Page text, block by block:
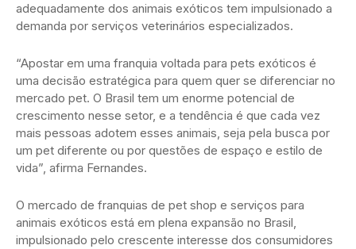
adequadamente dos animais exóticos tem impulsionado a
demanda por serviços veterinários especializados.
“Apostar em uma franquia voltada para pets exóticos é
uma decisão estratégica para quem quer se diferenciar no
mercado pet. O Brasil tem um enorme potencial de
crescimento nesse setor, e a tendência é que cada vez
mais pessoas adotem esses animais, seja pela busca por
um pet diferente ou por questões de espaço e estilo de
vida”, afirma Fernandes.
O mercado de franquias de pet shop e serviços para
animais exóticos está em plena expansão no Brasil,
impulsionado pelo crescente interesse dos consumidores